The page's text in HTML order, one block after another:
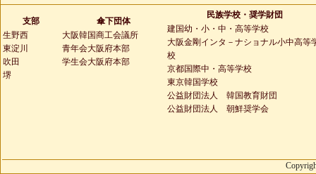
支部
生野西
東淀川
吹田
堺
傘下団体
大阪韓国商工会議所
青年会大阪府本部
学生会大阪府本部
民族学校・奨学財団
建国幼・小・中・高等学校
大阪金剛インタ－ナショナル小中高等
校
京都国際中・高等学校
東京韓国学校
公益財団法人 韓国教育財団
公益財団法人 朝鮮奨学会